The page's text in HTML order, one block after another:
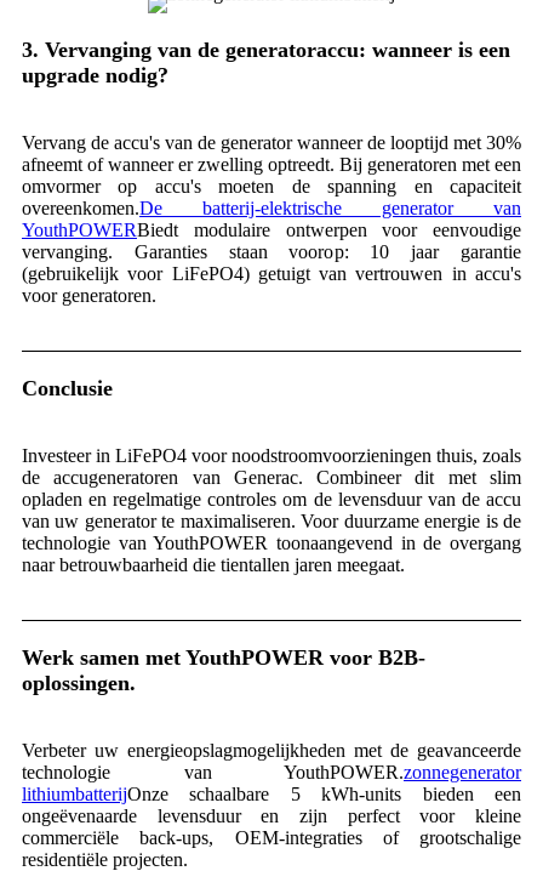
3. Vervanging van de generatoraccu: wanneer is een
upgrade nodig?
Vervang de accu's van de generator wanneer de looptijd met 30%
afneemt of wanneer er zwelling optreedt. Bij generatoren met een
omvormer op accu's moeten de spanning en capaciteit
overeenkomen.De batterij-elektrische generator van
YouthPOWERBiedt modulaire ontwerpen voor eenvoudige
vervanging. Garanties staan ​​voorop: 10 jaar garantie
(gebruikelijk voor LiFePO4) getuigt van vertrouwen in accu's
voor generatoren.
Conclusie
Investeer in LiFePO4 voor noodstroomvoorzieningen thuis, zoals
de accugeneratoren van Generac. Combineer dit met slim
opladen en regelmatige controles om de levensduur van de accu
van uw generator te maximaliseren. Voor duurzame energie is de
technologie van YouthPOWER toonaangevend in de overgang
naar betrouwbaarheid die tientallen jaren meegaat.
Werk samen met YouthPOWER voor B2B-
oplossingen.
Verbeter uw energieopslagmogelijkheden met de geavanceerde
technologie van YouthPOWER.zonnegenerator
lithiumbatterijOnze schaalbare 5 kWh-units bieden een
ongeëvenaarde levensduur en zijn perfect voor kleine
commerciële back-ups, OEM-integraties of grootschalige
residentiële projecten.